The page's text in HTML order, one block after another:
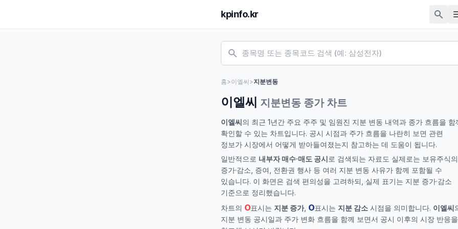
kpinfo.kr
홈>이엘씨 >지분변동
이엘씨 지분변동 종가 차트
이엘씨의 최근 1년간 주요 주주 및 임원진 지분 변동 내역과 종가 흐름을 함
확인할 수 있는 차트입니다. 공시 시점과 주가 흐름을 나란히 보면 관련
정보가 시장에서 어떻게 받아들여졌는지 참고하는 데 도움이 됩니다.
일반적으로 내부자 매수·매도 공시로 검색되는 자료도 실제로는 보유주식의
증가·감소, 증여, 전환권 행사 등 여러 지분 변동 사유가 함께 포함될 수
있습니다. 이 화면은 검색 편의성을 고려하되, 실제 표기는 지분 증가·감소
기준으로 정리했습니다.
차트의 O표시는 지분 증가, O표시는 지분 감소 시점을 의미합니다. 이엘씨
지분 변동 공시일과 주가 변화 흐름을 함께 보면서 공시 이후의 시장 반응을